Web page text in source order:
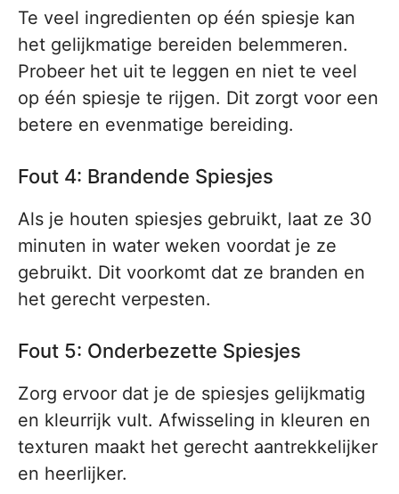
Te veel ingredienten op één spiesje kan
het gelijkmatige bereiden belemmeren.
Probeer het uit te leggen en niet te veel
op één spiesje te rijgen. Dit zorgt voor een
betere en evenmatige bereiding.
Fout 4: Brandende Spiesjes
Als je houten spiesjes gebruikt, laat ze 30
minuten in water weken voordat je ze
gebruikt. Dit voorkomt dat ze branden en
het gerecht verpesten.
Fout 5: Onderbezette Spiesjes
Zorg ervoor dat je de spiesjes gelijkmatig
en kleurrijk vult. Afwisseling in kleuren en
texturen maakt het gerecht aantrekkelijker
en heerlijker.